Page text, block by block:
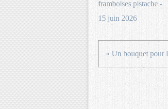
framboises pistache -
15 juin 2026
« Un bouquet pour